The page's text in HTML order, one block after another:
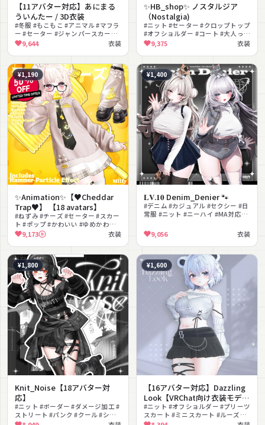
【11アバター対応】あにまる
ういんたー / 3D衣装
#冬服 #もこもこ #アニマル #マフラ
ー #セーター #ジャンパースカート
#ブーツ #MA対応 #ちび #もふもふ
9,644 衣装
✨HB_shop✨ ノスタルジア
（Nostalgia)
#ニット #セーター #クロップトップ
#オフショルダー #コート #大人っぽ
い #きれいめ #春服 #デニム #グレー
9,375 衣装
¥1,190
✨Animation✨【♥Cheddar
Trap♥】 【18 avatars】
#ねずみ #チーズ #セーター #スカー
ト #ポップ #かわいい #ゆめかわい
い #しっぽ #ハロウィン #スニーカ
9,173 衣装
¥1,400
𝐋𝐕.𝟏𝟎 Denim_Denier 🐾
#デニム #カジュアル #セクシー #日
常服 #ニット #ニーハイ #MA対応
9,056 衣装
¥1,800
Knit_Noise【18アバター対
応】
#ニット #ボーダー #ダメージ加工 #
ストリート #パンク #クール #ショ
ートパンツ #ニーハイ #ヘッドセッ
¥1,600
【16アバター対応】Dazzling
Look【VRChat向け衣装モデ
ル】
#ニット #オフショルダー #プリーツ
スカート #ミニスカート #ルーズソ
ックス #シンプル #カジュアル #き